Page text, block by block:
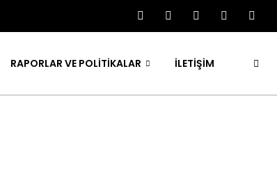
RAPORLAR VE POLITIKALAR İLETİŞİM